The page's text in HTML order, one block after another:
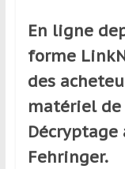
réguliers,
pratiquants,
passionnés
ou
simples
de
sport,
En ligne
forme
des
matériel de
Décryptage
Fehringer.